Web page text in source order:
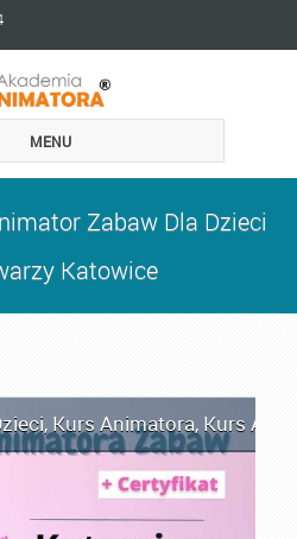
MENU
Zabaw Dla Dzieci
Katowice
, Kurs Animatora, Kurs